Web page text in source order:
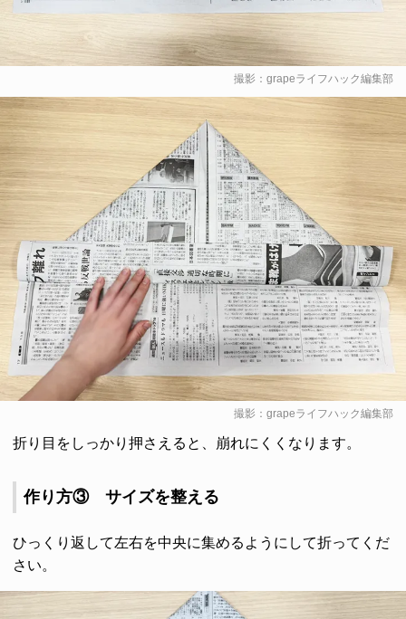
撮影：grapeライフハック編集部
撮影：grapeライフハック編集部
折り目をしっかり押さえると、崩れにくくなります。
作り方③ サイズを整える
ひっくり返して左右を中央に集めるようにして折ってくだ
さい。